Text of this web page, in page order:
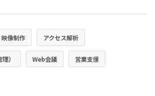
像制作 アクセス解析
） Web会議 営業支援